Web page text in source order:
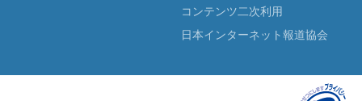
コンテンツ二次利用
日本インターネット報道協会